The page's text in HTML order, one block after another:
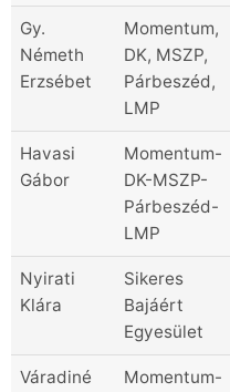
Gy.
Németh
Erzsébet
Momentum,
DK, MSZP,
Párbeszéd,
LMP
Havasi
Gábor
Momentum-
DK-MSZP-
Párbeszéd-
LMP
Nyirati
Klára
Sikeres
Bajáért
Egyesület
Váradiné
Momentum-